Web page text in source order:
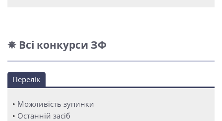
✵ Всі конкурси ЗФ
Перелік
• Можливість зупинки
• Останній засіб